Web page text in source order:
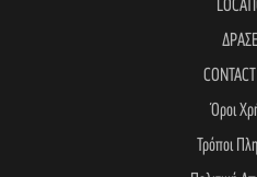
Όροι
Τρόποι